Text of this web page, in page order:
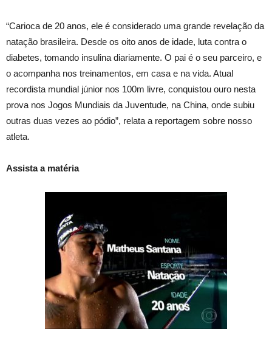
“Carioca de 20 anos, ele é considerado uma grande revelação da
natação brasileira. Desde os oito anos de idade, luta contra o
diabetes, tomando insulina diariamente. O pai é o seu parceiro, e
o acompanha nos treinamentos, em casa e na vida. Atual
recordista mundial júnior nos 100m livre, conquistou ouro nesta
prova nos Jogos Mundiais da Juventude, na China, onde subiu
outras duas vezes ao pódio”, relata a reportagem sobre nosso
atleta.
Assista a matéria